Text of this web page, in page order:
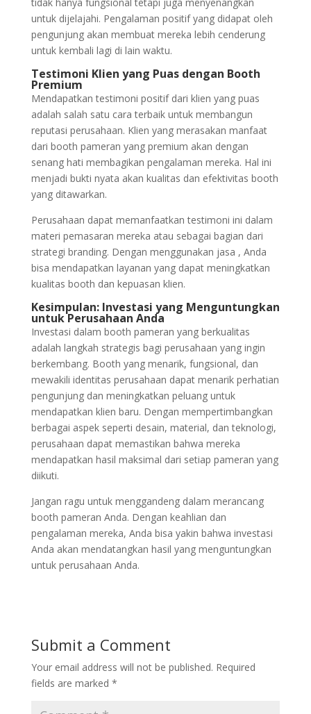
untuk dijelajahi. Pengalaman positif yang didapat oleh
pengunjung akan membuat mereka lebih cenderung
untuk kembali lagi di lain waktu.
Testimoni Klien yang Puas dengan Booth
Premium
Mendapatkan testimoni positif dari klien yang puas
adalah salah satu cara terbaik untuk membangun
reputasi perusahaan. Klien yang merasakan manfaat
dari booth pameran yang premium akan dengan
senang hati membagikan pengalaman mereka. Hal ini
menjadi bukti nyata akan kualitas dan efektivitas booth
yang ditawarkan.
Perusahaan dapat memanfaatkan testimoni ini dalam
materi pemasaran mereka atau sebagai bagian dari
strategi branding. Dengan menggunakan jasa , Anda
bisa mendapatkan layanan yang dapat meningkatkan
kualitas booth dan kepuasan klien.
Kesimpulan: Investasi yang Menguntungkan
untuk Perusahaan Anda
Investasi dalam booth pameran yang berkualitas
adalah langkah strategis bagi perusahaan yang ingin
berkembang. Booth yang menarik, fungsional, dan
mewakili identitas perusahaan dapat menarik perhatian
pengunjung dan meningkatkan peluang untuk
mendapatkan klien baru. Dengan mempertimbangkan
berbagai aspek seperti desain, material, dan teknologi,
perusahaan dapat memastikan bahwa mereka
mendapatkan hasil maksimal dari setiap pameran yang
diikuti.
Jangan ragu untuk menggandeng dalam merancang
booth pameran Anda. Dengan keahlian dan
pengalaman mereka, Anda bisa yakin bahwa investasi
Anda akan mendatangkan hasil yang menguntungkan
untuk perusahaan Anda.
Submit a Comment
Your email address will not be published. Required
fields are marked *